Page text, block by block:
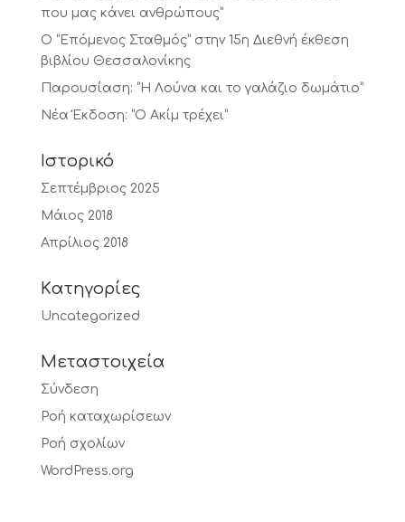
που μας κάνει ανθρώπους”
Ο “Επόμενος Σταθμός” στην 15η Διεθνή έκθεση
βιβλίου Θεσσαλονίκης
Παρουσίαση: “Η Λούνα και το γαλάζιο δωμάτιο”
Νέα Έκδοση: “Ο Ακίμ τρέχει”
Ιστορικό
Σεπτέμβριος 2025
Μάιος 2018
Απρίλιος 2018
Kατηγορίες
Uncategorized
Μεταστοιχεία
Σύνδεση
Ροή καταχωρίσεων
Ροή σχολίων
WordPress.org